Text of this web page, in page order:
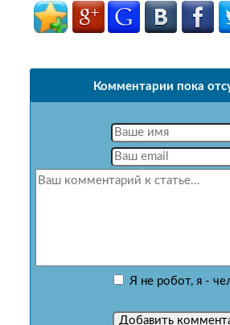
Комментарии пока
Я не робот, я -